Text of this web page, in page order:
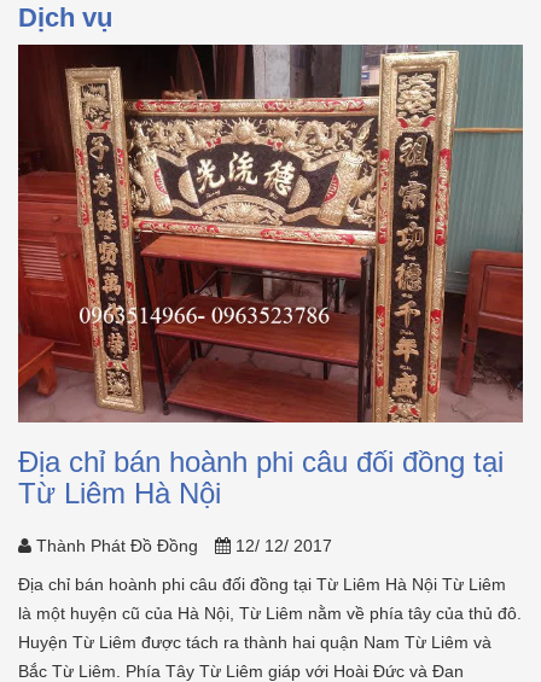
Dịch vụ
Địa chỉ bán hoành phi câu đối đồng tại
Từ Liêm Hà Nội
Thành Phát Đồ Đồng
12/ 12/ 2017
Địa chỉ bán hoành phi câu đối đồng tại Từ Liêm Hà Nội Từ Liêm
là một huyện cũ của Hà Nội, Từ Liêm nằm về phía tây của thủ đô.
Huyện Từ Liêm được tách ra thành hai quận Nam Từ Liêm và
Bắc Từ Liêm. Phía Tây Từ Liêm giáp với Hoài Đức và Đan